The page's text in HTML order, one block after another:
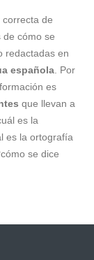
de
de cómo se
redactadas en
española . Por
es
que llevan a
es la
es la ortografía
se dice